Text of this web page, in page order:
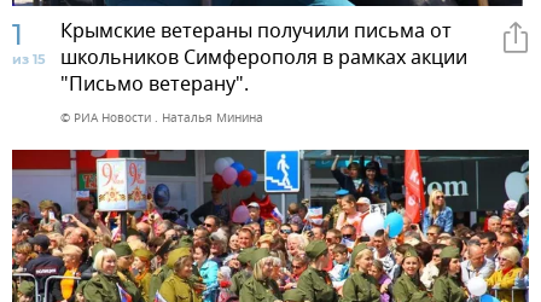
1
из 15
Крымские ветераны получили письма от
школьников Симферополя в рамках акции
"Письмо ветерану".
© РИА Новости . Наталья Минина